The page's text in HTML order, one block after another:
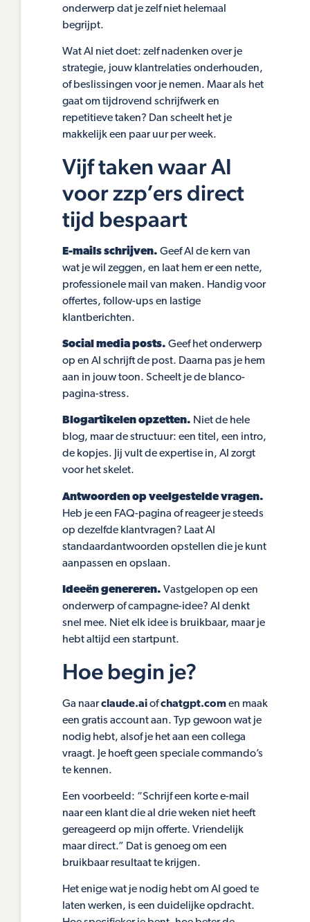
onderwerp dat je zelf niet helemaal
begrijpt.
Wat AI niet doet: zelf nadenken over je
strategie, jouw klantrelaties onderhouden,
of beslissingen voor je nemen. Maar als het
gaat om tijdrovend schrijfwerk en
repetitieve taken? Dan scheelt het je
makkelijk een paar uur per week.
Vijf taken waar AI
voor zzp’ers direct
tijd bespaart
E-mails schrijven. Geef AI de kern van
wat je wil zeggen, en laat hem er een nette,
professionele mail van maken. Handig voor
offertes, follow-ups en lastige
klantberichten.
Social media posts. Geef het onderwerp
op en AI schrijft de post. Daarna pas je hem
aan in jouw toon. Scheelt je de blanco-
pagina-stress.
Blogartikelen opzetten. Niet de hele
blog, maar de structuur: een titel, een intro,
de kopjes. Jij vult de expertise in, AI zorgt
voor het skelet.
Antwoorden op veelgestelde vragen.
Heb je een FAQ-pagina of reageer je steeds
op dezelfde klantvragen? Laat AI
standaardantwoorden opstellen die je kunt
aanpassen en opslaan.
Ideeën genereren. Vastgelopen op een
onderwerp of campagne-idee? AI denkt
snel mee. Niet elk idee is bruikbaar, maar je
hebt altijd een startpunt.
Hoe begin je?
Ga naarclaude.aiofchatgpt.comen maak
een gratis account aan. Typ gewoon wat je
nodig hebt, alsof je het aan een collega
vraagt. Je hoeft geen speciale commando’s
te kennen.
Een voorbeeld: “Schrijf een korte e-mail
naar een klant die al drie weken niet heeft
gereageerd op mijn offerte. Vriendelijk
maar direct.” Dat is genoeg om een
bruikbaar resultaat te krijgen.
Het enige wat je nodig hebt om AI goed te
laten werken, is een duidelijke opdracht.